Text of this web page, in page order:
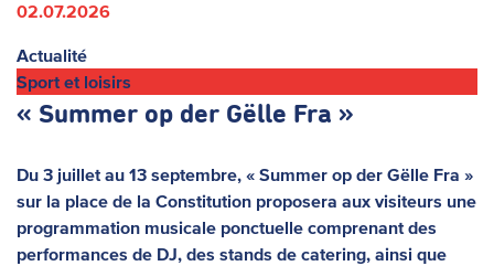
02.07.2026
Actualité
Sport et loisirs
« Summer op der Gëlle Fra »
Du 3 juillet au 13 septembre, « Summer op der Gëlle Fra »
sur la place de la Constitution proposera aux visiteurs une
programmation musicale ponctuelle comprenant des
performances de DJ, des stands de catering, ainsi que